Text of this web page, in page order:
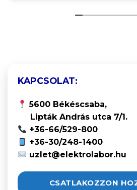
KAPCSOLAT:
5600 Békéscsaba,
Lipták András utca 7/1.
+36-66/529-800
+36-30/248-1400
uzlet@elektrolabor.hu
CSATLAKOZZON